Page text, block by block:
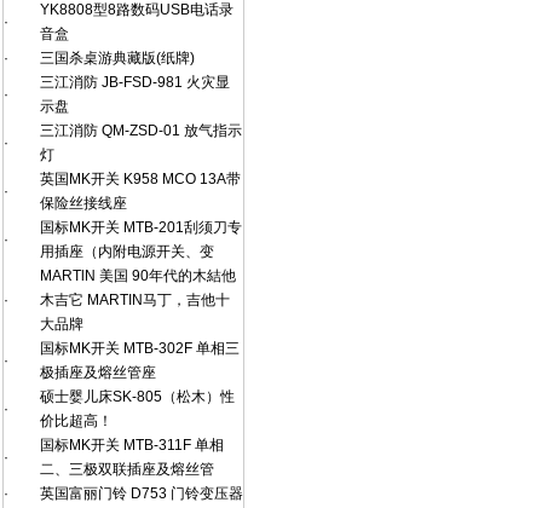
·
YK8808型8路数码USB电话录
音盒
·
三国杀桌游典藏版(纸牌)
·
三江消防 JB-FSD-981 火灾显
示盘
·
三江消防 QM-ZSD-01 放气指示
灯
·
英国MK开关 K958 MCO 13A带
保险丝接线座
·
国标MK开关 MTB-201刮须刀专
用插座（内附电源开关、变
·
MARTlN 美国 90年代的木結他
木吉它 MARTIN马丁，吉他十
大品牌
·
国标MK开关 MTB-302F 单相三
极插座及熔丝管座
·
硕士婴儿床SK-805（松木）性
价比超高！
·
国标MK开关 MTB-311F 单相
二、三极双联插座及熔丝管
·
英国富丽门铃 D753 门铃变压器